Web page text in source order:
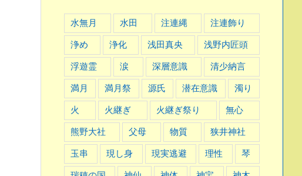
水無月 水田 注連縄 注連飾り
浄め 浄化 浅田真央 浅野内匠頭
浮遊霊 涙 深層意識 清少納言
満月 満月祭 源氏 潜在意識 濁り
火 火継ぎ 火継ぎ祭り 無心
熊野大社 父母 物質 狭井神社
玉串 現し身 現実逃避 理性 琴